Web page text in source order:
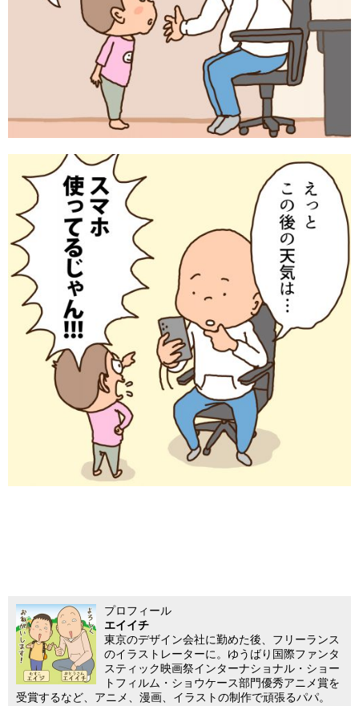
プロフィール
エイイチ
東京のデザイン会社に勤めた後、フリーランス
のイラストレーターに。ゆうばり国際ファンタ
スティック映画祭インターナショナル・ショー
トフィルム・ショウケース部門優秀アニメ賞を
受賞するなど、アニメ、漫画、イラストの制作で頑張るパパ。